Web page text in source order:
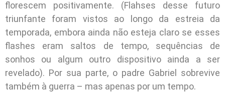
florescem positivamente. (Flahses desse futuro
triunfante foram vistos ao longo da estreia da
temporada, embora ainda não esteja claro se esses
flashes eram saltos de tempo, sequências de
sonhos ou algum outro dispositivo ainda a ser
revelado). Por sua parte, o padre Gabriel sobrevive
também à guerra – mas apenas por um tempo.